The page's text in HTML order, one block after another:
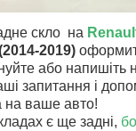
скло на
2019)
або напишіть
запитання і
на ваше авто!
є ще задні,